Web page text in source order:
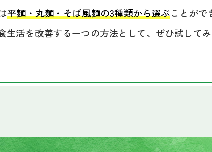
平麺・丸麺・そば風麺の3種類から選ぶことがで
生活を改善する一つの方法として、ぜひ試してみ